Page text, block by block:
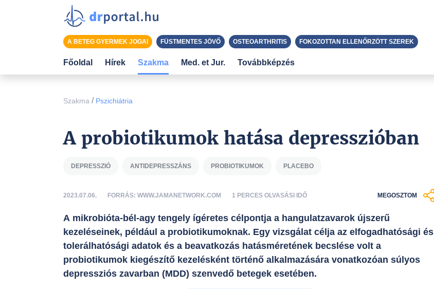
Szakma / Pszichiátria
A probiotikumok hatása depresszióban
DEPRESSZIÓ ANTIDEPRESSZÁNS PROBIOTIKUMOK PLACEBO
2023.07.06. FORRÁS: WWW.JAMANETWORK.COM 1 PERCES OLVASÁSI IDŐ MEGOSZTOM
A mikrobióta-bél-agy tengely ígéretes célpontja a hangulatzavarok újszerű
kezeléseinek, például a probiotikumoknak. Egy vizsgálat célja az elfogadhatósági és
tolerálhatósági adatok és a beavatkozás hatásméretének becslése volt a
probiotikumok kiegészítő kezelésként történő alkalmazására vonatkozóan súlyos
depressziós zavarban (MDD) szenvedő betegek esetében.
A BETEG GYERMEK JOGAI FÜSTMENTES JÖVŐ OSTEOARTHRITIS FOKOZOTTAN ELLENŐRZÖTT SZEREK
Főoldal Hírek Szakma Med. et Jur. Továbbképzés